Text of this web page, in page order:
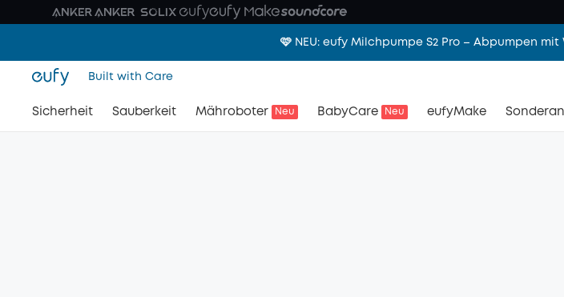
🩷 NEU: eufy Milchpumpe S2 Pro – Abpumpen
Built with Care
Sicherheit Sauberkeit Mähroboter Neu BabyCare Neu eufyMake